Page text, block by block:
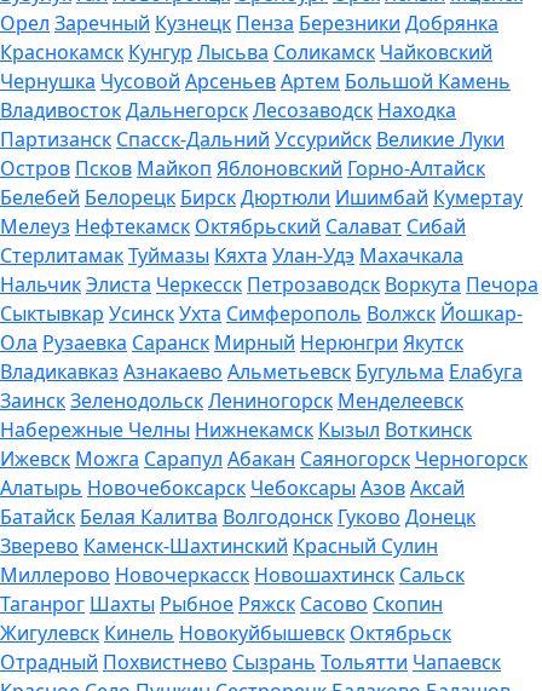
Орел Заречный Кузнецк Пенза Березники Добрянка
Краснокамск Кунгур Лысьва Соликамск Чайковский
Чернушка Чусовой АрсеньевАртем Большой Камень
ВладивостокДальнегорскЛесозаводск Находка
Партизанск Спасск-Дальний Уссурийск Великие Луки
Остров Псков Майкоп Яблоновский Горно-Алтайск
Белебей Белорецк БирскДюртюли Ишимбай Кумертау
Мелеуз Нефтекамск Октябрьский Салават Сибай
СтерлитамакТуймазы Кяхта Улан-Удэ Махачкала
НальчикЭлиста Черкесск Петрозаводск Воркута Печора
Сыктывкар УсинскУхта Симферополь Волжск Йошкар-
Ола Рузаевка Саранск Мирный Нерюнгри Якутск
Владикавказ Азнакаево Альметьевск Бугульма Елабуга
ЗаинскЗеленодольскЛениногорск Менделеевск
Набережные Челны Нижнекамск Кызыл Воткинск
Ижевск Можга Сарапул Абакан Саяногорск Черногорск
Алатырь Новочебоксарск Чебоксары АзовАксай
Батайск Белая Калитва Волгодонск Гуково Донецк
Зверево Каменск-Шахтинский Красный Сулин
Миллерово Новочеркасск Новошахтинск Сальск
Таганрог Шахты Рыбное Ряжск Сасово Скопин
Жигулевск Кинель Новокуйбышевск Октябрьск
Отрадный Похвистнево Сызрань Тольятти Чапаевск